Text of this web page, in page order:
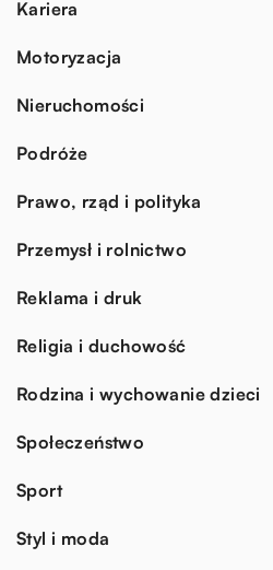
Kariera
Motoryzacja
Nieruchomości
Podróże
Prawo, rząd i polityka
Przemysł i rolnictwo
Reklama i druk
Religia i duchowość
Rodzina i wychowanie dzieci
Społeczeństwo
Sport
Styl i moda